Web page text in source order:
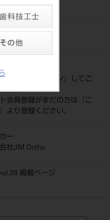
コード
格
確認は『
ログイン
』してご
さい。
会員登録がまだの方は『
こ
』より登録ください。
ー
社JM Ortho
掲載ページ